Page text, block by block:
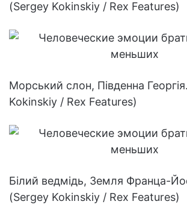
(Sergey Kokinskiy / Rex Features)
Морський слон, Південна
Kokinskiy / Rex Features)
Білий ведмідь, Земля Франца-
(Sergey Kokinskiy / Rex Features)